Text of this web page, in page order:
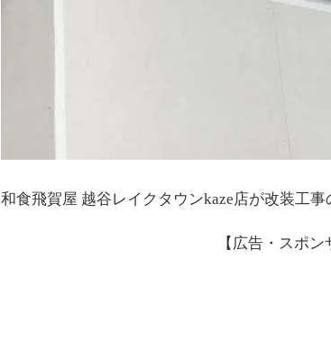
和食飛賀屋 越谷レイクタウンkaze店が改装工事
【広告・スポン